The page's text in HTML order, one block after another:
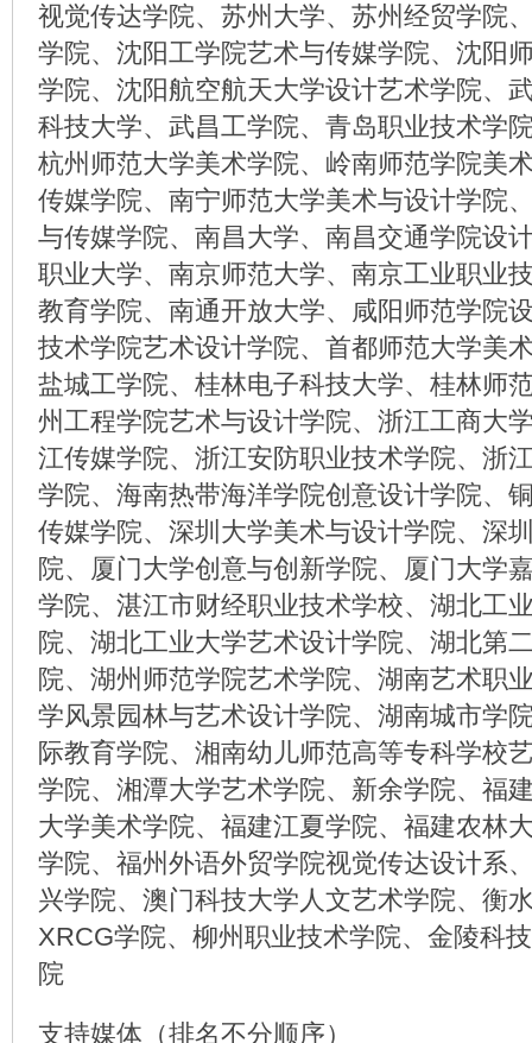
视觉传达学院、苏州大学、苏州经贸学院
学院、沈阳工学院艺术与传媒学院、沈阳
学院、沈阳航空航天大学设计艺术学院、
科技大学、武昌工学院、青岛职业技术学
杭州师范大学美术学院、岭南师范学院美
传媒学院、南宁师范大学美术与设计学院
与传媒学院、南昌大学、南昌交通学院设
职业大学、南京师范大学、南京工业职业
教育学院、南通开放大学、咸阳师范学院
技术学院艺术设计学院、首都师范大学美
盐城工学院、桂林电子科技大学、桂林师
州工程学院艺术与设计学院、浙江工商大
江传媒学院、浙江安防职业技术学院、浙
学院、海南热带海洋学院创意设计学院、
传媒学院、深圳大学美术与设计学院、深
院、厦门大学创意与创新学院、厦门大学
学院、湛江市财经职业技术学校、湖北工
院、湖北工业大学艺术设计学院、湖北第
院、湖州师范学院艺术学院、湖南艺术职
学风景园林与艺术设计学院、湖南城市学
际教育学院、湘南幼儿师范高等专科学校
学院、湘潭大学艺术学院、新余学院、福
大学美术学院、福建江夏学院、福建农林
学院、福州外语外贸学院视觉传达设计系
兴学院、澳门科技大学人文艺术学院、衡
XRCG学院、柳州职业技术学院、金陵科
院
支持媒体（排名不分顺序）